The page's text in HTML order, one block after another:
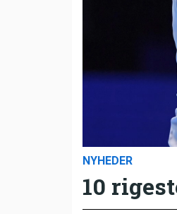
NYHEDER
10